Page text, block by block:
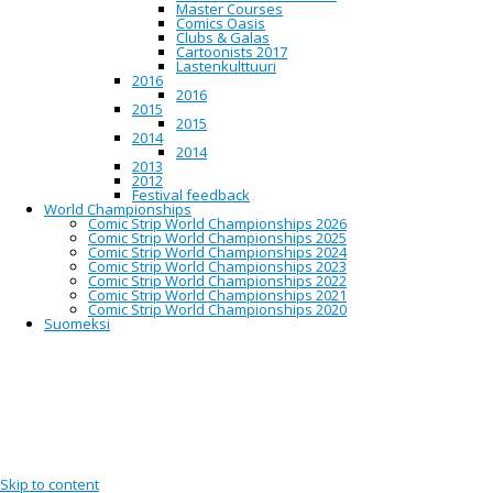
Master Courses
Comics Oasis
Clubs & Galas
Cartoonists 2017
Lastenkulttuuri
2016
2016
2015
2015
2014
2014
2013
2012
Festival feedback
World Championships
Comic Strip World Championships 2026
Comic Strip World Championships 2025
Comic Strip World Championships 2024
Comic Strip World Championships 2023
Comic Strip World Championships 2022
Comic Strip World Championships 2021
Comic Strip World Championships 2020
Suomeksi
Skip to content